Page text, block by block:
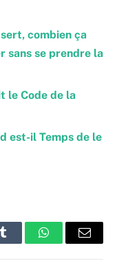
combien ça
sans se prendre la
le Code de la
est-il Temps de le
Tumblr WhatsAppEmail